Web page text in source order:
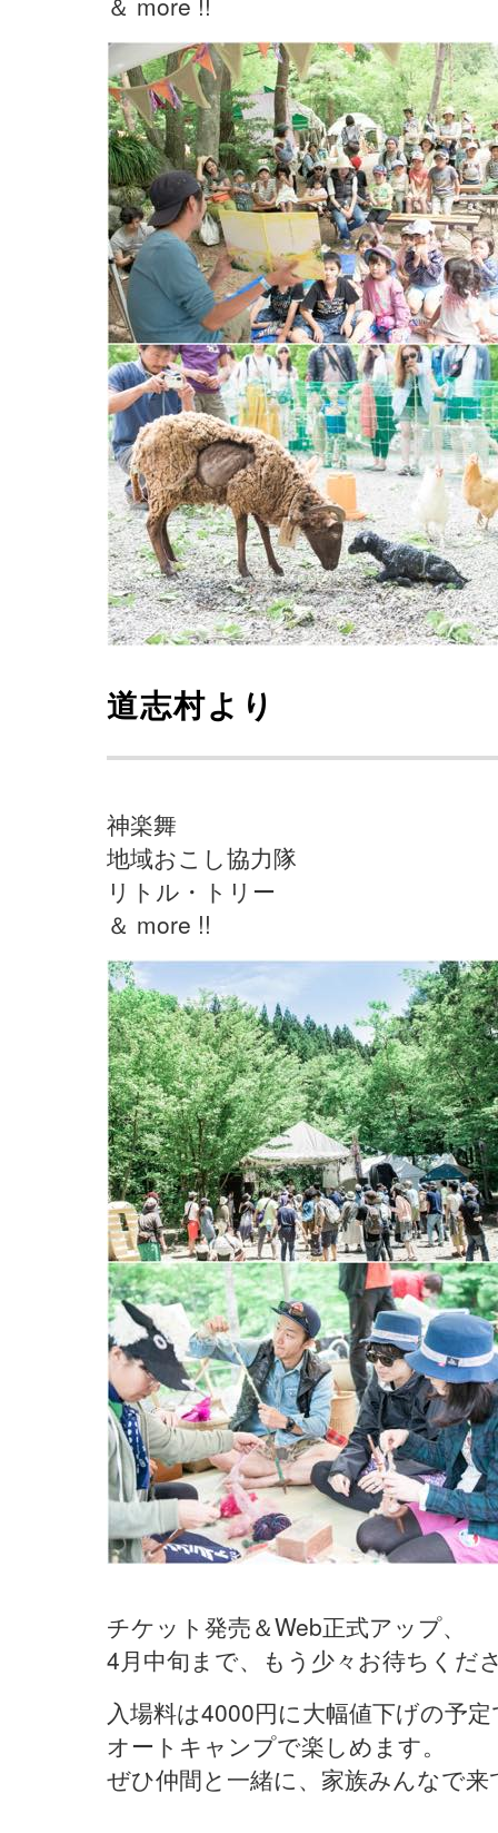
道志村より
神楽舞
地域おこし協力隊
リトル・トリー
＆ more !!
チケット発売＆Web正式アップ、
4月中旬まで、もう少々お待ちくだ
入場料は4000円に大幅値下げの予
オートキャンプで楽しめます。
ぜひ仲間と一緒に、家族みんなで